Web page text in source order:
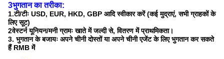
3भुगतान का तरीका:
1.टी/टीः USD, EUR, HKD, GBP आदि स्वीकार करें (कई मुद्राएं, सभी ग्राहकों के
लिए सूट)
2वेस्टर्न यूनियन/मनी ग्रामः खाते में जल्दी से, वितरण में प्राथमिकता।
3. भुगतान के बजायः अपने चीनी दोस्तों या अपने चीनी एजेंट के लिए भुगतान कर सकते
हैं RMB में